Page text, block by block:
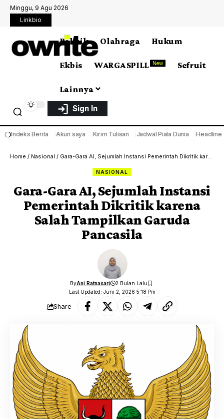
Minggu, 9 Agu 2026
Linkbio
Politik Olahraga Hukum
Ekbis WARGA SPILL New Sefruit
Lainnya
Sign In
❍Indeks Berita Akun saya Kirim Tulisan Jadwal Piala Dunia Headline
Home / Nasional / Gara-Gara AI, Sejumlah Instansi Pemerintah Dikritik karena Salah Tampilkan Garuda Pancasila
NASIONAL
Gara-Gara AI, Sejumlah Instansi
Pemerintah Dikritik karena
Salah Tampilkan Garuda
Pancasila
Last Updated: Juni 2, 2026 5:18 Pm
ByAni Ratnasari 2 Bulan Lalu
Share